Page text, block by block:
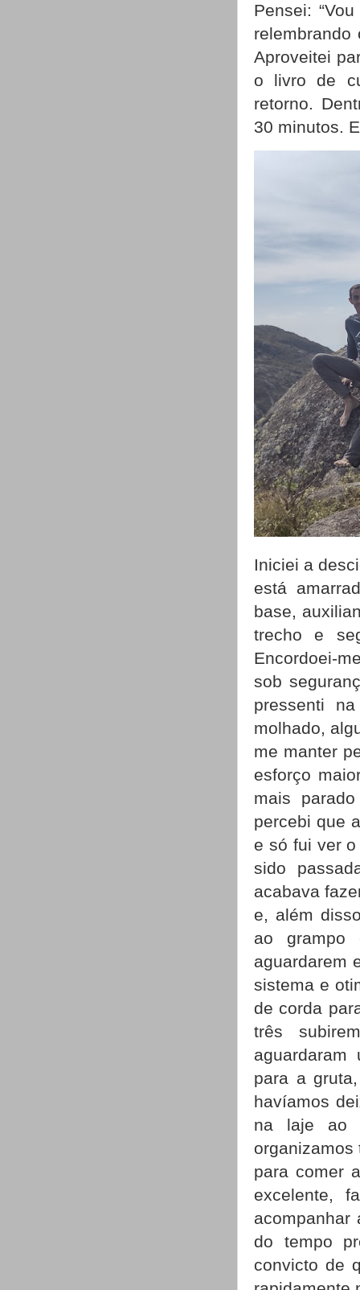
Pensei:
Aproveitei
o livro de
retorno.
30 minutos.
Iniciei a
está
base,
trecho e
Encordoei-
sob
pressenti
molhado,
me manter
esforço
mais
percebi que
e só fui ver
sido
acabava
e, além
ao grampo
aguardarem
sistema e
de corda
três
para a
havíamos
na laje ao
organizamos
para comer
excelente,
acompanhar
do tempo
convicto de